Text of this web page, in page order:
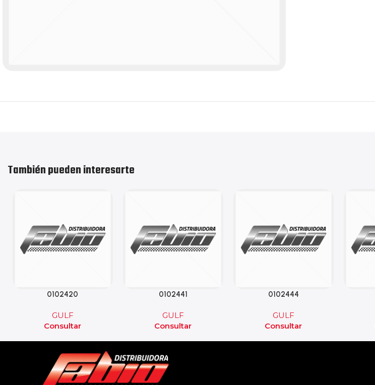
También pueden interesarte
0102420
GULF
Consultar
0102441
GULF
Consultar
0102444
GULF
Consultar